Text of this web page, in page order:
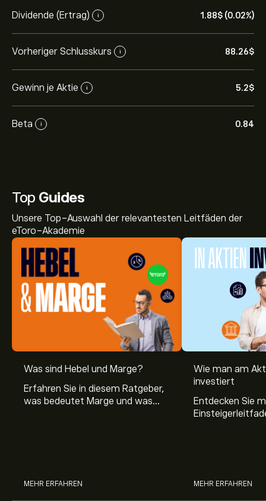
Dividende (Ertrag) i 1.88‎$‎ (0.02%)
Vorheriger Schlusskurs i 88.26‎$‎
Gewinn je Aktie i 5.2‎$‎
Beta i 0.84
Top Guides
Unsere Top-Auswahl der relevantesten Leitfäden der
eToro-Akademie
Was sind Hebel und Marge?
Erfahren Sie in diesem Ratgeber,
was bedeutet Marge und was
MEHR ERFAHREN
Wie man am
investiert
Entdecken Sie
MEHR ERFAHREN